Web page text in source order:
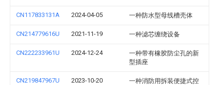
CN117833131A 2024-04-05 一种防水型母线槽壳体
CN214779616U 2021-11-19 一种滤芯缠绕设备
CN222233961U 2024-12-24
一种带有橡胶防尘孔的新
型插座
CN219847967U 2023-10-20
一种消防用拆装便捷式控